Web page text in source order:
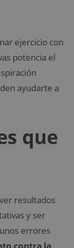
ejercicio con
potencia el
ayudarte a
que
resultados
y ser
errores
contra la